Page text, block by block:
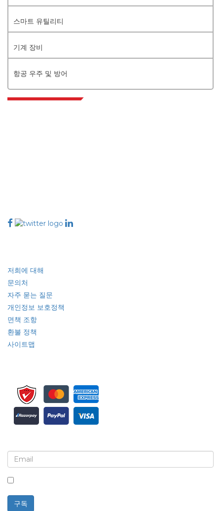
스마트 유틸리티
기계 장비
항공 우주 및 방어
저희에 대해
문의처
자주 묻는 질문
개인정보 보호정책
면책 조항
환불 정책
사이트맵
구독